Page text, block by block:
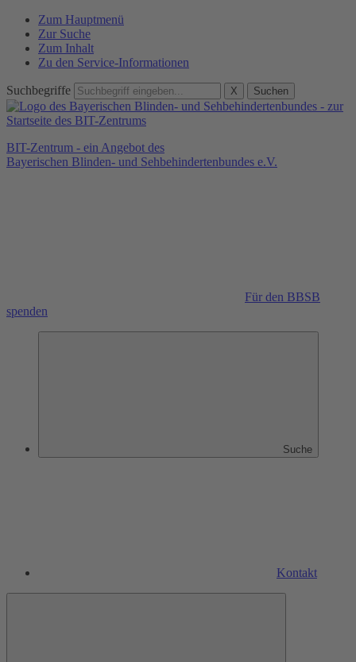
Zum Hauptmenü
Zur Suche
Zum Inhalt
Zu den Service-Informationen
Suchbegriffe X Suchen
BIT-Zentrum - ein Angebot des
Bayerischen Blinden- und Sehbehindertenbundes e.V.
Für den BBSB
spenden
Suche
Kontakt